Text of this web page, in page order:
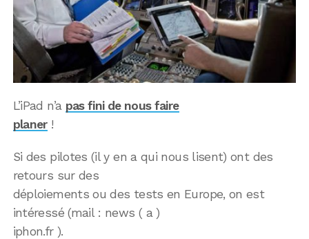
L’iPad n’a pas fini de nous faire
planer!
Si des pilotes (il y en a qui nous lisent) ont des
retours sur des
déploiements ou des tests en Europe, on est
intéressé (mail : news ( a )
iphon.fr ).